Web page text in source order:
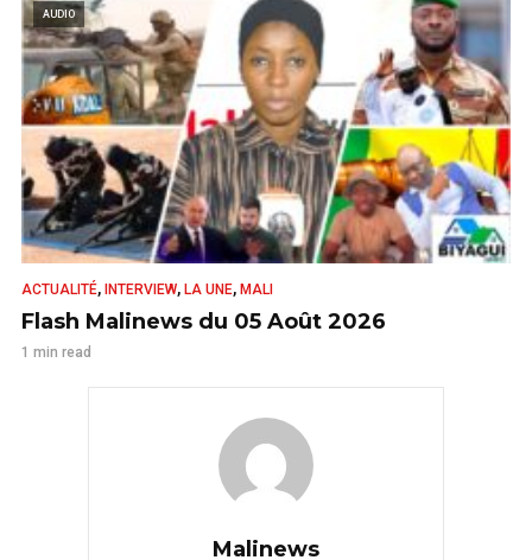
AUDIO
ACTUALITÉ, INTERVIEW, LA UNE, MALI
Flash Malinews du 05 Août 2026
1 min read
Malinews